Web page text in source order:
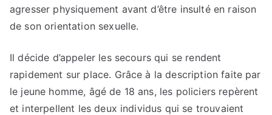
agresser physiquement avant d’être insulté en raison
de son orientation sexuelle.
Il décide d’appeler les secours qui se rendent
rapidement sur place. Grâce à la description faite par
le jeune homme, âgé de 18 ans, les policiers repèrent
et interpellent les deux individus qui se trouvaient